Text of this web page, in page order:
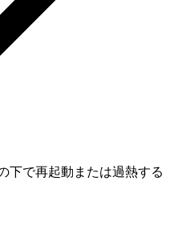
下で再起動または過熱する